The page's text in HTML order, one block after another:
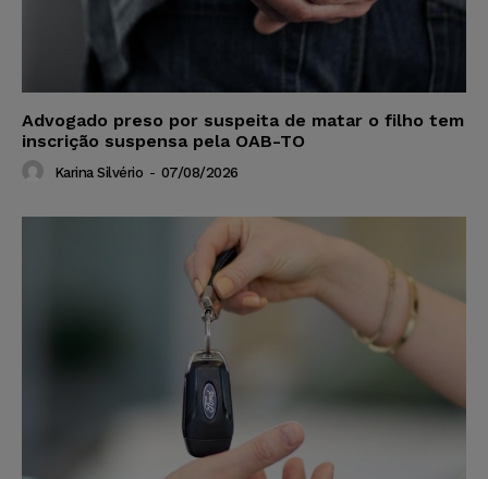
Advogado preso por suspeita de matar o filho tem
inscrição suspensa pela OAB-TO
Karina Silvério - 07/08/2026